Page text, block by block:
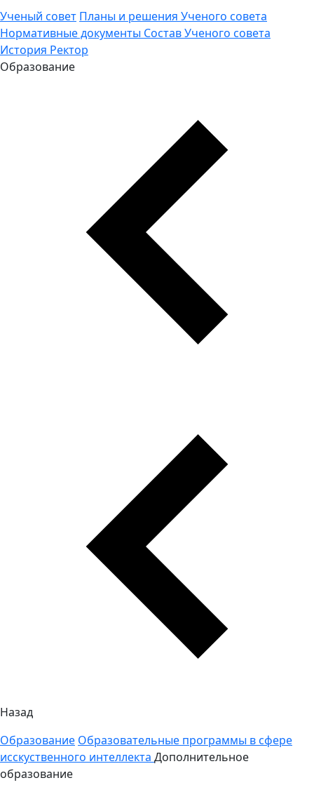
Ученый совет Планы и решения Ученого совета
Нормативные документы Состав Ученого совета
История Ректор
Образование
Назад
Образование Образовательные программы в сфере
исскуственного интеллекта Дополнительное
образование